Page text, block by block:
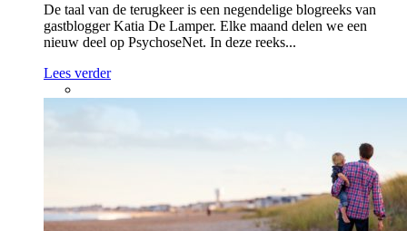
De taal van de terugkeer is een negendelige blogreeks van
gastblogger Katia De Lamper. Elke maand delen we een
nieuw deel op PsychoseNet. In deze reeks...
Lees verder